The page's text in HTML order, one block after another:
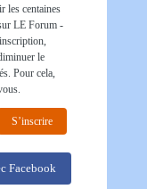
les centaines
LE Forum -
le
Pour cela,
S’inscrire
Facebook